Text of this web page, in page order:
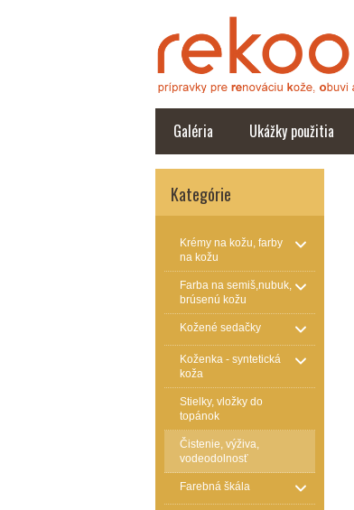
Galéria Ukážky použitia
Kategórie
Krémy na kožu, farby
na kožu
Farba na semiš,nubuk,
brúsenú kožu
Kožené sedačky
Koženka - syntetická
koža
Stielky, vložky do
topánok
Čistenie, výživa,
vodeodolnosť
Farebná škála